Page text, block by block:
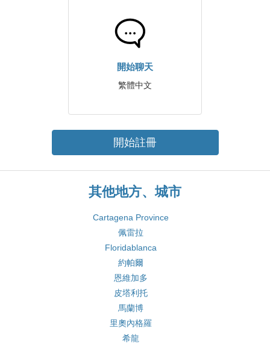
開始聊天
繁體中文
開始註冊
其他地方、城市
Cartagena Province
佩雷拉
Floridablanca
約帕爾
恩維加多
皮塔利托
馬蘭博
里奧內格羅
希龍